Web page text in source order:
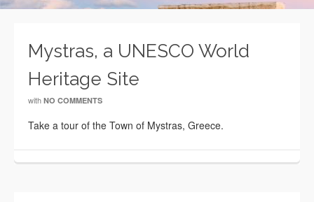
Mystras, a UNESCO World
Heritage Site
with NO COMMENTS
Take a tour of the Town of Mystras, Greece.